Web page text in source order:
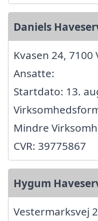
Daniels
Kvasen 24, 7100
Ansatte:
Startdato: 13.
Mindre
CVR: 39775867
Hygum
Vestermarksvej